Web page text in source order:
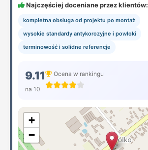
Najczęściej doceniane przez klientów:
kompletna obsługa od projektu po montaż
wysokie standardy antykorozyjne i powłoki
terminowość i solidne referencje
9.11
na 10
Ocena w rankingu
+
−